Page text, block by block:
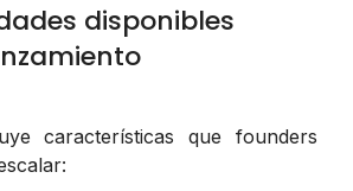
disponibles
características que founders